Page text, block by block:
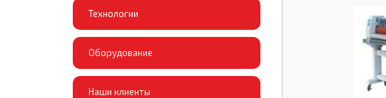
Технологии
Оборудование
Наши клиенты